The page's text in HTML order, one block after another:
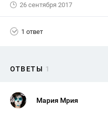
26 сентября 2017
1 ответ
ОТВЕТЫ 1
Мария Мрия